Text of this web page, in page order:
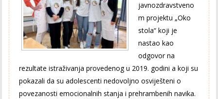
javnozdravstveno
m projektu „Oko
stola“ koji je
nastao kao
odgovor na
rezultate istraživanja provedenog u 2019. godini a koji su
pokazali da su adolescenti nedovoljno osviješteni o
povezanosti emocionalnih stanja i prehrambenih navika.